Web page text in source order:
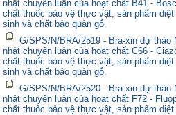
nhật chuyên luận của hoạt chất B41 -
chất thuốc bảo vệ thực vật, sản phẩm
sinh và chất bảo quản gỗ.
G/SPS/N/BRA/2519 - Bra-xin dự thảo
nhật chuyên luận của hoạt chất C66 -
chất thuốc bảo vệ thực vật, sản phẩm
sinh và chất bảo quản gỗ.
G/SPS/N/BRA/2520 - Bra-xin dự thảo
nhật chuyên luận của hoạt chất F72 -
chất thuốc bảo vệ thực vật, sản phẩm